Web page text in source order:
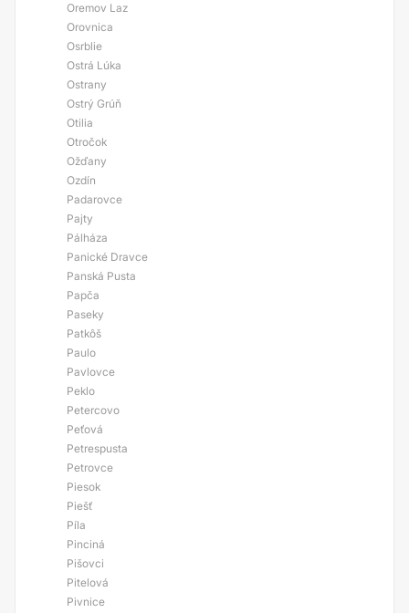
Oremov Laz
Orovnica
Osrblie
Ostrá Lúka
Ostrany
Ostrý Grúň
Otilia
Otročok
Ožďany
Ozdín
Padarovce
Pajty
Pálháza
Panické Dravce
Panská Pusta
Papča
Paseky
Patkôš
Paulo
Pavlovce
Peklo
Petercovo
Peťová
Petrespusta
Petrovce
Piesok
Piešť
Píla
Pinciná
Pišovci
Pitelová
Pivnice